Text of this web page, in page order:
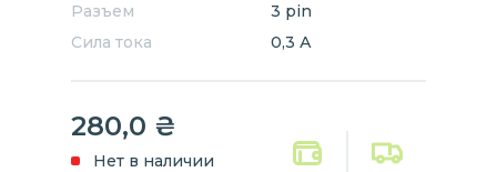
Разъем
3 pin
Сила тока
0,3 А
280,0 ₴
Нет в наличии